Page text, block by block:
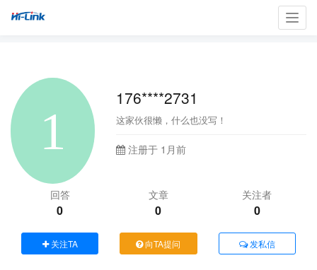
176****2731
这家伙很懒，什么也没写！
注册于 1月前
回答
0
文章
0
关注者
0
关注TA 向TA提问 发私信